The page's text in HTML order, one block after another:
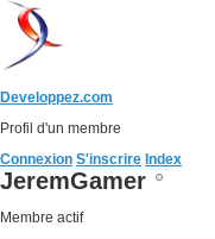
Developpez.com
Profil d'un membre
Connexion S'inscrire Index
JeremGamer
Membre actif